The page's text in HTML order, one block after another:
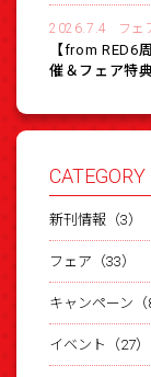
2026.7.4 フェ
【from RED6
催＆フェア特
CATEGORY
新刊情報（3）
フェア（33）
キャンペーン（
イベント（27）